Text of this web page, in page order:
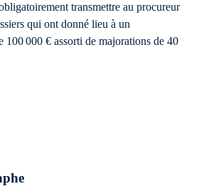
transmettre au procureur
qui ont donné lieu à un
100 000 € assorti de majorations de 40